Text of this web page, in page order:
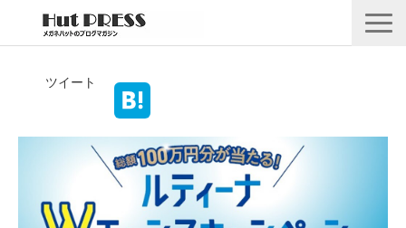
採用情報
企業情報
安心保証
ツイート